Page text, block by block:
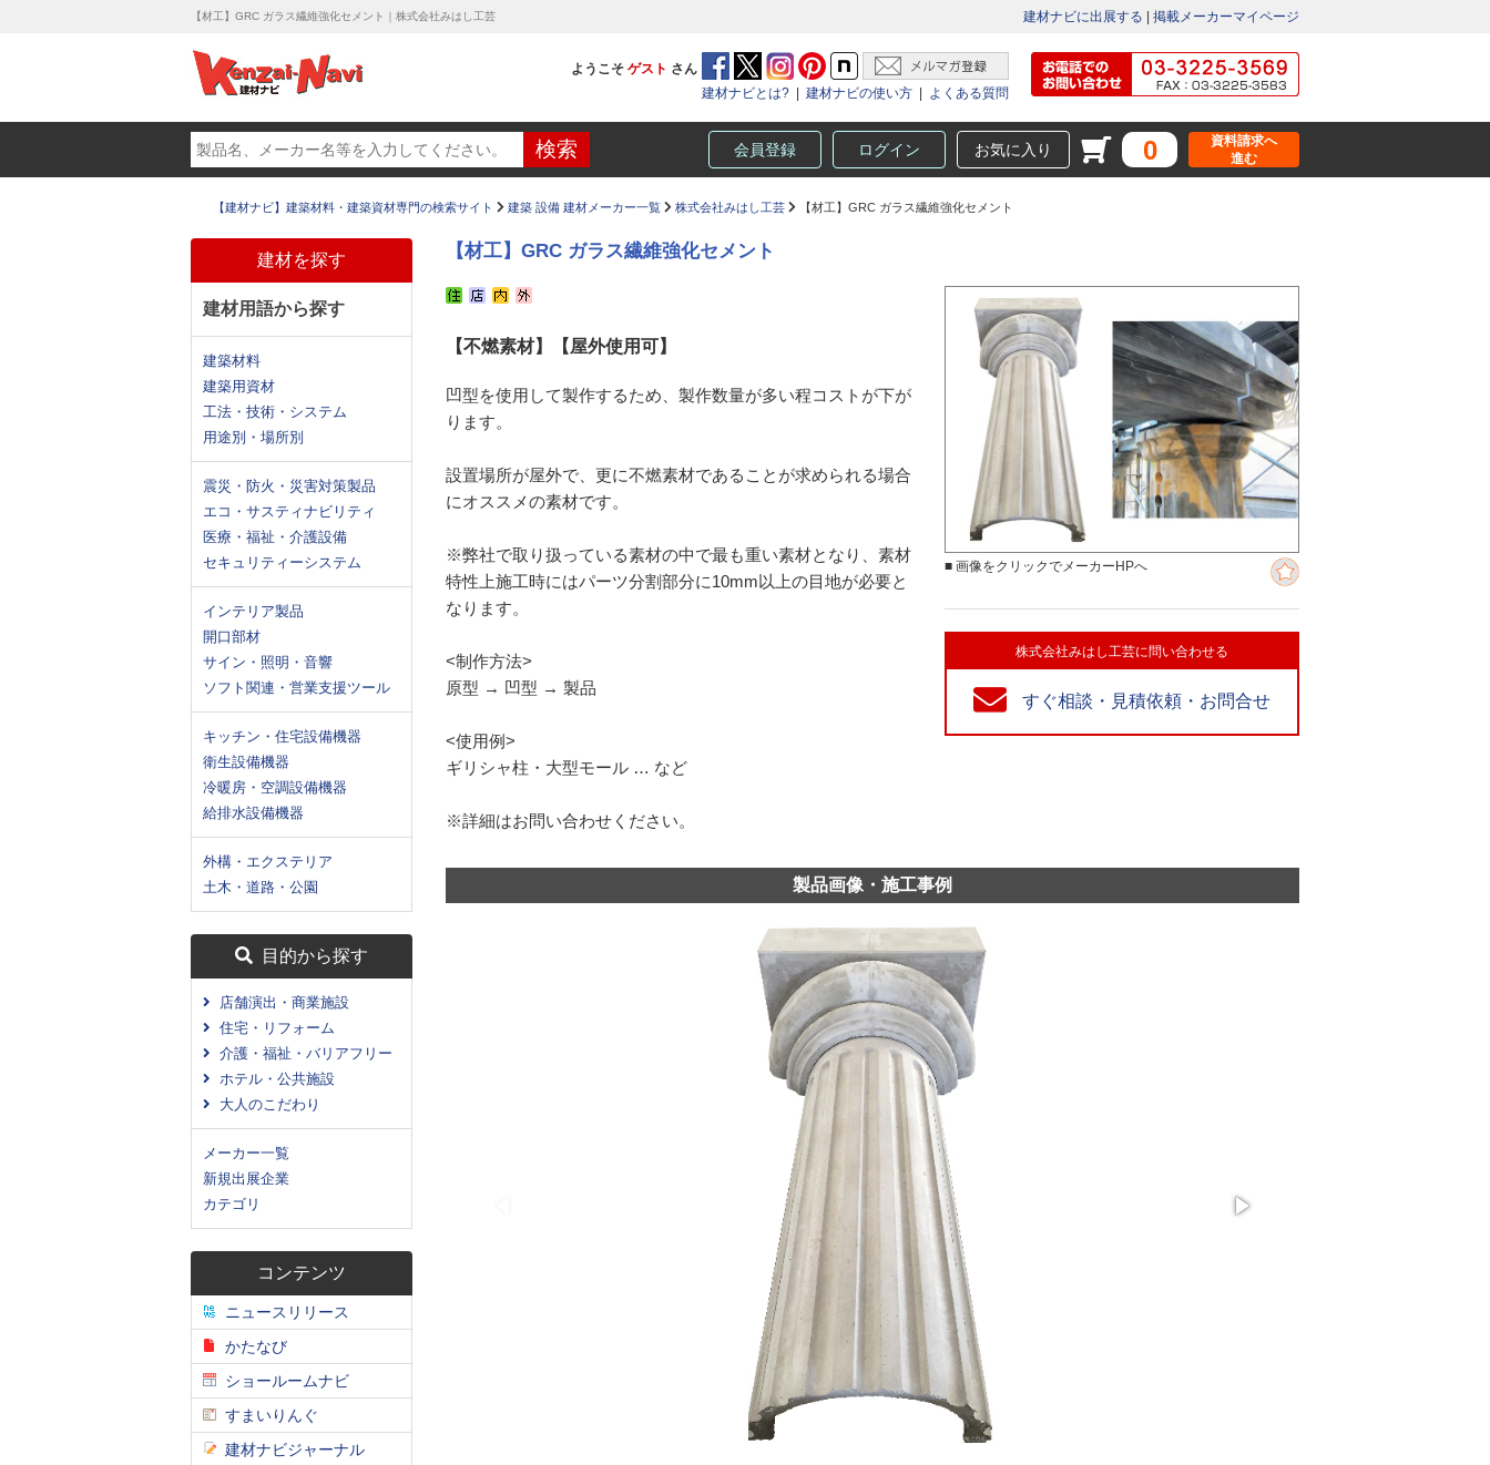
【材工】GRC ガラス繊維強化セメント｜株式会社みはし工芸 建材ナビに出展する 掲載メーカーマイページ
ようこそ ゲスト さん
建材ナビとは?
建材ナビの使い方 よくある質問
会員登録 ログイン お気に入り 0
資料請求へ
進む
【建材ナビ】建築材料・建築資材専門の検索サイト 建築 設備 建材メーカー一覧 株式会社みはし工芸 【材工】GRC ガラス繊維強化セメント
建材を探す
建材用語から探す
建築材料
建築用資材
工法・技術・システム
用途別・場所別
震災・防火・災害対策製品
エコ・サスティナビリティ
医療・福祉・介護設備
セキュリティーシステム
インテリア製品
開口部材
サイン・照明・音響
ソフト関連・営業支援ツール
キッチン・住宅設備機器
衛生設備機器
冷暖房・空調設備機器
給排水設備機器
外構・エクステリア
土木・道路・公園
目的から探す
店舗演出・商業施設
住宅・リフォーム
介護・福祉・バリアフリー
ホテル・公共施設
大人のこだわり
メーカー一覧
新規出展企業
カテゴリ
コンテンツ
ニュースリリース
かたなび
ショールームナビ
すまいりんぐ
建材ナビジャーナル
【材工】GRC ガラス繊維強化セメント
【不燃素材】【屋外使用可】
凹型を使用して製作するため、製作数量が多い程コストが下が
ります。
設置場所が屋外で、更に不燃素材であることが求められる場合
にオススメの素材です。
※弊社で取り扱っている素材の中で最も重い素材となり、素材
特性上施工時にはパーツ分割部分に10mm以上の目地が必要と
なります。
<制作方法>
原型 → 凹型 → 製品
<使用例>
ギリシャ柱・大型モール … など
※詳細はお問い合わせください。
■ 画像をクリックでメーカーHPへ
株式会社みはし工芸に問い合わせる
すぐ相談・見積依頼・お問合せ
製品画像・施工事例